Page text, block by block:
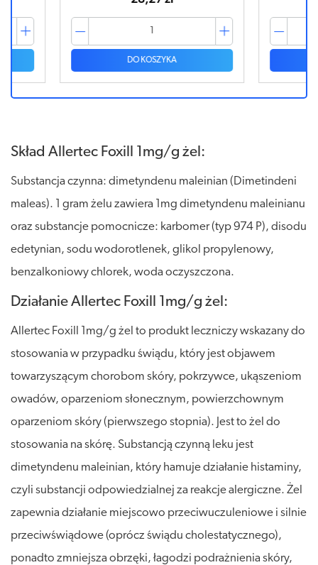
DO KOSZYKA
Skład Allertec Foxill 1mg/g żel:
Substancja czynna: dimetyndenu maleinian (Dimetindeni
maleas). 1 gram żelu zawiera 1mg dimetyndenu maleinianu
oraz substancje pomocnicze: karbomer (typ 974 P), disodu
edetynian, sodu wodorotlenek, glikol propylenowy,
benzalkoniowy chlorek, woda oczyszczona.
Działanie Allertec Foxill 1mg/g żel:
Allertec Foxill 1mg/g żel to produkt leczniczy wskazany do
stosowania w przypadku świądu, który jest objawem
towarzyszącym chorobom skóry, pokrzywce, ukąszeniom
owadów, oparzeniom słonecznym, powierzchownym
oparzeniom skóry (pierwszego stopnia). Jest to żel do
stosowania na skórę. Substancją czynną leku jest
dimetyndenu maleinian, który hamuje działanie histaminy,
czyli substancji odpowiedzialnej za reakcje alergiczne. Żel
zapewnia działanie miejscowo przeciwuczuleniowe i silnie
przeciwświądowe (oprócz świądu cholestatycznego),
ponadto zmniejsza obrzęki, łagodzi podrażnienia skóry,